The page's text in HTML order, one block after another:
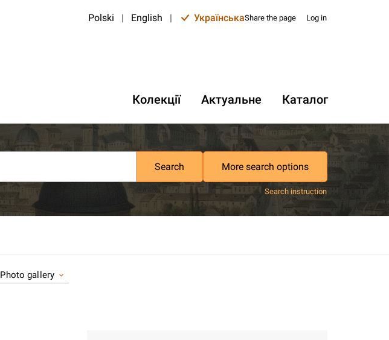
Polski | English | УкраїнськаShare the page Log in
Колекції Актуальне Каталог
Search More search options
Search instruction
Photo gallery